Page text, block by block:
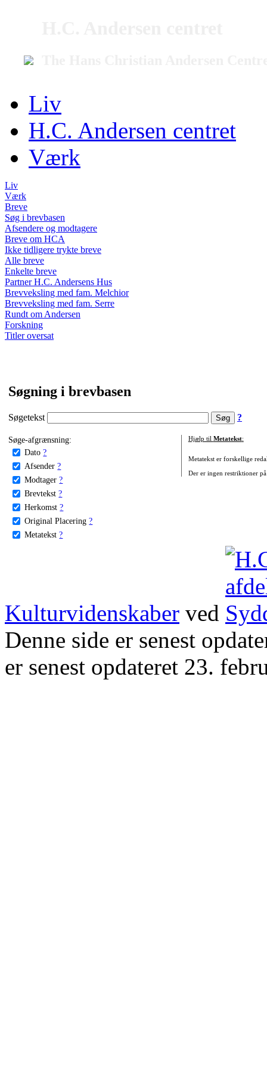
Liv
H.C. Andersen centret
Værk
Liv
Værk
Breve
Søg i brevbasen
Afsendere og modtagere
Breve om HCA
Ikke tidligere trykte breve
Alle breve
Enkelte breve
Partner H.C. Andersens Hus
Brevveksling med fam. Melchior
Brevveksling med fam. Serre
Rundt om Andersen
Forskning
Titler oversat
Søgning i brevbasen
Søgetekst ?
Søge-afgrænsning:
Dato ?
Afsender ?
Modtager ?
Brevtekst ?
Herkomst ?
Original Placering ?
Metatekst ?
Hjælp til Metatekst:
Metatekst er forskellige
Der er ingen restriktioner
Kulturvidenskaber ved
Denne side er senest
er senest opdateret 23.